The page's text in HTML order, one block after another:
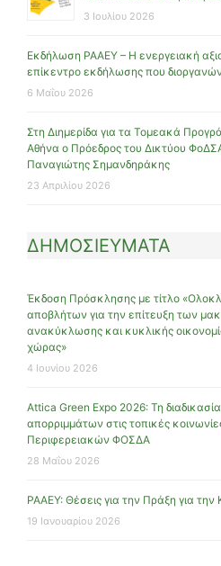
3 Ιουλίου 2026
Εκδήλωση ΡΑΑΕΥ – Η ενεργειακή
επίκεντρο εκδήλωσης που
6 Μαΐου 2026
Στη Διημερίδα για τα Τομεακά
Αθήνα ο Πρόεδρος του Δικτύου
Παναγιώτης Σημανδηράκης
23 Απριλίου 2026
ΔΗΜΟΣΙΕΥΜΑΤΑ
Έκδοση Πρόσκλησης με τίτλο
αποβλήτων για την επίτευξη των
ανακύκλωσης και κυκλικής
χώρας»
4 Ιουνίου 2026
Attica Green Expo 2026: Τη
απορριμμάτων στις τοπικές
Περιφερειακών ΦΟΣΔΑ
28 Μαΐου 2026
ΡΑΑΕΥ: Θέσεις για την Πράξη για την
19 Ιανουαρίου 2026